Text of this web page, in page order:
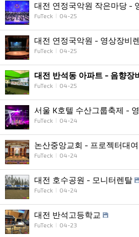
대전 연정국악원 작은마당 -
FuTeck 04-25
대전 연정국악원 - 영상장비
FuTeck 04-25
대전 반석동 아파트 - 음향장
FuTeck 04-25
서울 K호텔 수산그룹축제 -
FuTeck 04-24
논산중앙교회 - 프로젝터대여
FuTeck 04-24
대전 호수공원 - 모니터렌탈
FuTeck 04-24
대전 반석고등학교
FuTeck 04-23